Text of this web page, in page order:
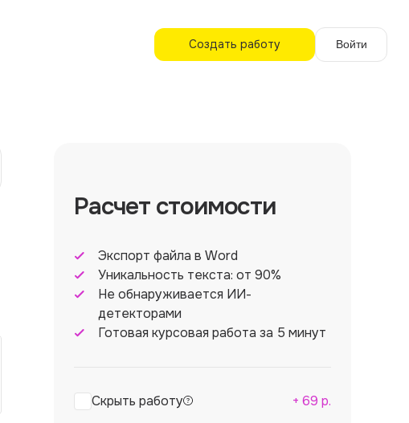
Создать работу Войти
Расчет стоимости
Экспорт файла в Word
Уникальность текста: от 90%
Не обнаруживается ИИ-
детекторами
Готовая курсовая работа за 5 минут
Скрыть работу + 69 р.